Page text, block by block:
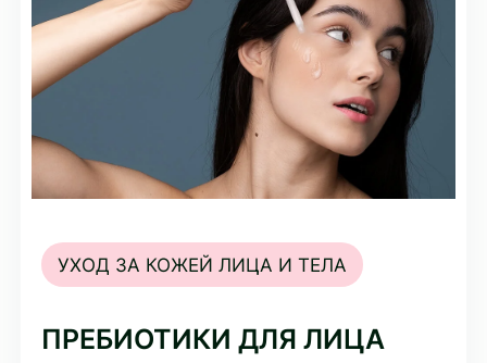
УХОД ЗА КОЖЕЙ ЛИЦА И ТЕЛА
ПРЕБИОТИКИ ДЛЯ ЛИЦА